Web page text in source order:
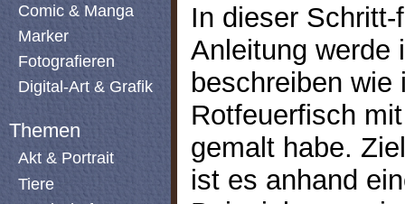
Comic & Manga
Marker
Fotografieren
Digital-Art & Grafik
Themen
Akt & Portrait
Tiere
In dieser
Anleitung werde
beschreiben wie
Rotfeuerfisch
gemalt habe.
ist es anhand